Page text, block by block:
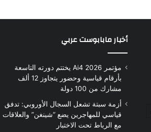
أخبار مابابوست عربي
مؤتمر Ai4 2026 يختتم دورته التاسعة
بأرقام قياسية وحضور يتجاوز 12 ألف
مشارك من 100 دولة
أزمة سبتة تشعل السجال الأوروبي: تدفق
قياسي للمهاجرين يضع “شينغن” والعلاقات
مع الرباط تحت الاختبار